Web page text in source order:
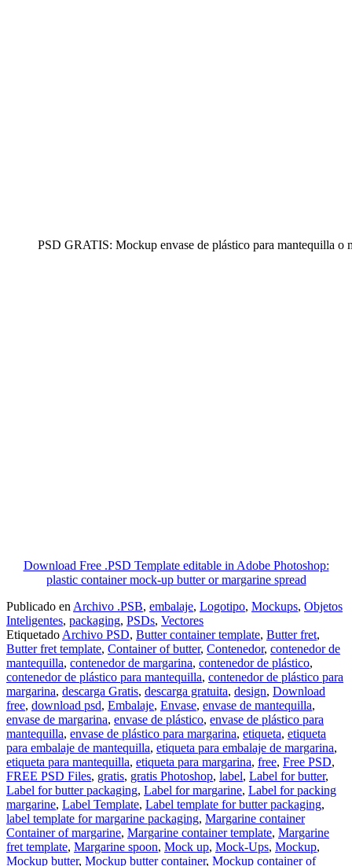
PSD GRATIS: Mockup envase de plástico para mantequilla o
Download Free .PSD Template editable in Adobe Photoshop:
plastic container mock-up butter or margarine spread
Publicado en Archivo .PSB, embalaje, Logotipo, Mockups, Objetos
Inteligentes, packaging, PSDs, Vectores
Etiquetado Archivo PSD, Butter container template, Butter fret,
Butter fret template, Container of butter, Contenedor, contenedor de
mantequilla, contenedor de margarina, contenedor de plástico,
contenedor de plástico para mantequilla, contenedor de plástico para
margarina, descarga Gratis, descarga gratuita, design, Download
free, download psd, Embalaje, Envase, envase de mantequilla,
envase de margarina, envase de plástico, envase de plástico para
mantequilla, envase de plástico para margarina, etiqueta, etiqueta
para embalaje de mantequilla, etiqueta para embalaje de margarina,
etiqueta para mantequilla, etiqueta para margarina, free, Free PSD,
FREE PSD Files, gratis, gratis Photoshop, label, Label for butter,
Label for butter packaging, Label for margarine, Label for packing
margarine, Label Template, Label template for butter packaging,
label template for margarine packaging, Margarine container
Container of margarine, Margarine container template, Margarine
fret template, Margarine spoon, Mock up, Mock-Ups, Mockup,
Mockup butter, Mockup butter container, Mockup container of